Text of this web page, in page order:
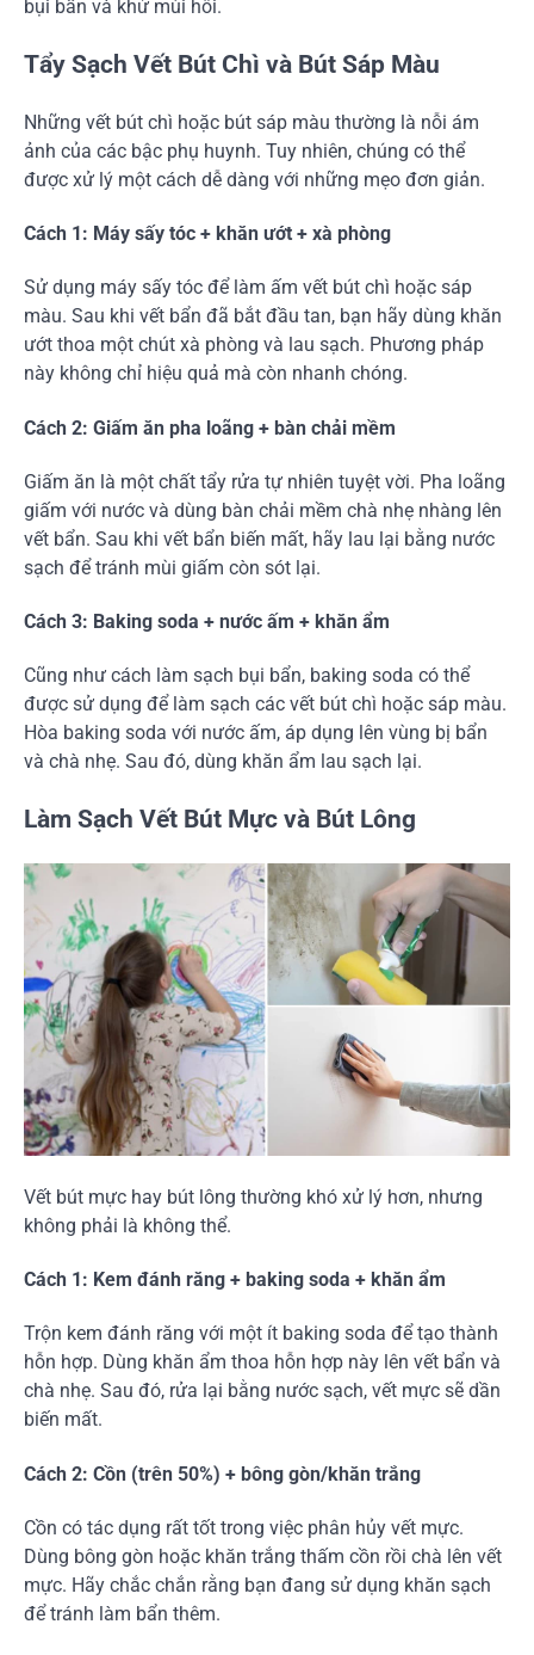
bụi bẩn và khử mùi hôi.
Tẩy Sạch Vết Bút Chì và Bút Sáp Màu
Những vết bút chì hoặc bút sáp màu thường là nỗi ám
ảnh của các bậc phụ huynh. Tuy nhiên, chúng có thể
được xử lý một cách dễ dàng với những mẹo đơn giản.
Cách 1: Máy sấy tóc + khăn ướt + xà phòng
Sử dụng máy sấy tóc để làm ấm vết bút chì hoặc sáp
màu. Sau khi vết bẩn đã bắt đầu tan, bạn hãy dùng khăn
ướt thoa một chút xà phòng và lau sạch. Phương pháp
này không chỉ hiệu quả mà còn nhanh chóng.
Cách 2: Giấm ăn pha loãng + bàn chải mềm
Giấm ăn là một chất tẩy rửa tự nhiên tuyệt vời. Pha loãng
giấm với nước và dùng bàn chải mềm chà nhẹ nhàng lên
vết bẩn. Sau khi vết bẩn biến mất, hãy lau lại bằng nước
sạch để tránh mùi giấm còn sót lại.
Cách 3: Baking soda + nước ấm + khăn ẩm
Cũng như cách làm sạch bụi bẩn, baking soda có thể
được sử dụng để làm sạch các vết bút chì hoặc sáp màu.
Hòa baking soda với nước ấm, áp dụng lên vùng bị bẩn
và chà nhẹ. Sau đó, dùng khăn ẩm lau sạch lại.
Làm Sạch Vết Bút Mực và Bút Lông
Vết bút mực hay bút lông thường khó xử lý hơn, nhưng
không phải là không thể.
Cách 1: Kem đánh răng + baking soda + khăn ẩm
Trộn kem đánh răng với một ít baking soda để tạo thành
hỗn hợp. Dùng khăn ẩm thoa hỗn hợp này lên vết bẩn và
chà nhẹ. Sau đó, rửa lại bằng nước sạch, vết mực sẽ dần
biến mất.
Cách 2: Cồn (trên 50%) + bông gòn/khăn trắng
Cồn có tác dụng rất tốt trong việc phân hủy vết mực.
Dùng bông gòn hoặc khăn trắng thấm cồn rồi chà lên vết
mực. Hãy chắc chắn rằng bạn đang sử dụng khăn sạch
để tránh làm bẩn thêm.